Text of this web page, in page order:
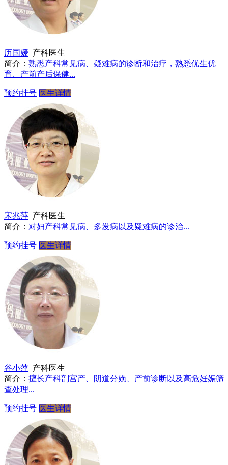
历国媛 产科医生
简介： 熟悉产科常见病、疑难病的诊断和治疗，熟悉优生优
育、产前产后保健...
预约挂号 医生详情
宋兆萍 产科医生
简介： 对妇产科常见病、多发病以及疑难病的诊治...
预约挂号 医生详情
谷小萍 产科医生
简介： 擅长产科剖宫产、阴道分娩、产前诊断以及高危妊娠筛
查处理...
预约挂号 医生详情